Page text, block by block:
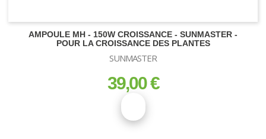
AMPOULE MH - 150W CROISSANCE - SUNMASTER -
POUR LA CROISSANCE DES PLANTES
SUNMASTER
prix
39,00 €